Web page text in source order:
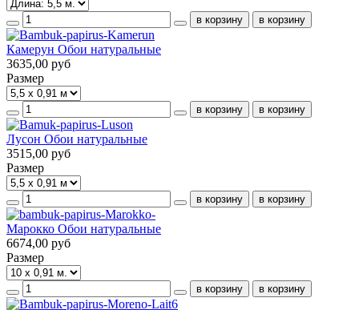
Камерун Обои натуральные
3635,00 руб
Размер
Лусон Обои натуральные
3515,00 руб
Размер
Марокко Обои натуральные
6674,00 руб
Размер